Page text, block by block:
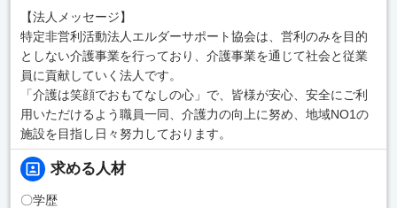
【法人メッセージ】
特定非営利活動法人エルダーサポート協会は、営利のみを目的
としない介護事業を行っており、介護事業を通じて社会と従業
員に貢献していく法人です。
「介護は笑顔でおもてなしの心」で、皆様が安心、安全にご利
用いただけるよう職員一同、介護力の向上に努め、地域NO1の
施設を目指し日々努力しております。
求める人材
〇学歴